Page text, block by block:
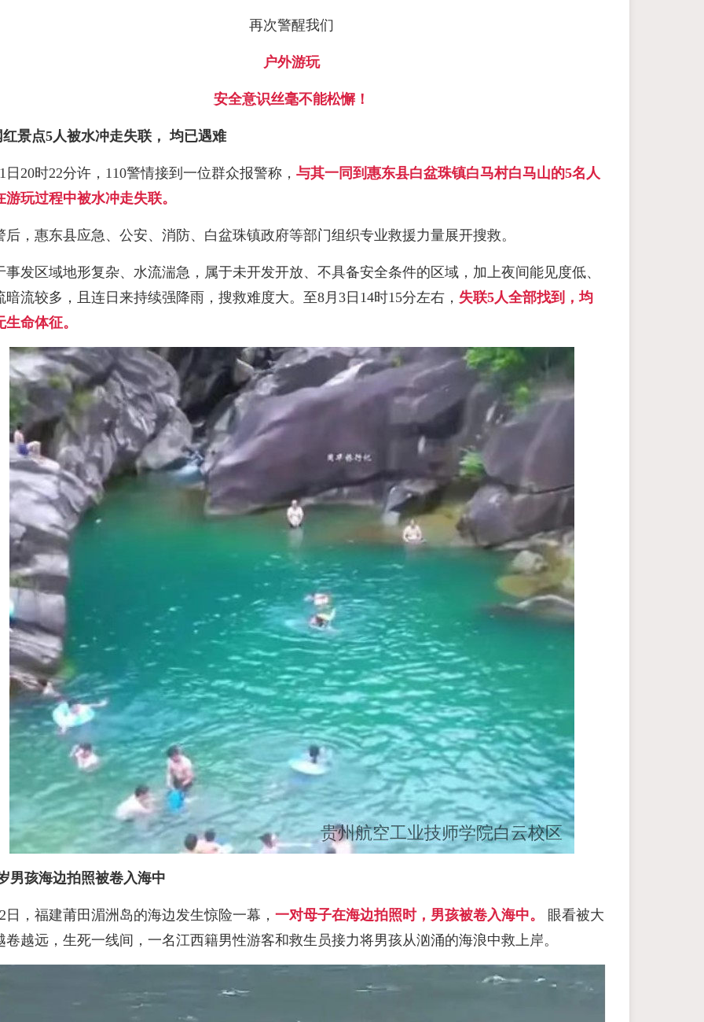
再次警醒我们
户外游玩
安全意识丝毫不能松懈！
景点5人被水冲走失联， 均已遇难
日20时22分许，110警情接到一位群众报警称， 与其一同到惠东县白盆珠镇白马村白马山的5名人
游玩过程中被水冲走失联。
后，惠东县应急、公安、消防、白盆珠镇政府等部门组织专业救援力量展开搜救。
事发区域地形复杂、水流湍急，属于未开发开放、不具备安全条件的区域，加上夜间能见度低、
暗流较多，且连日来持续强降雨，搜救难度大。至8月3日14时15分左右， 失联5人全部找到，均
生命体征。
男孩海边拍照被卷入海中
日，福建莆田湄洲岛的海边发生惊险一幕， 一对母子在海边拍照时，男孩被卷入海中。
眼看被大
卷越远，生死一线间，一名江西籍男性游客和救生员接力将男孩从汹涌的海浪中救上岸。